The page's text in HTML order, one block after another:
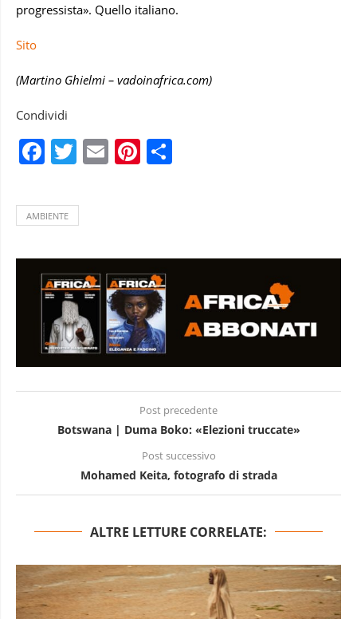
progressista». Quello italiano.
Sito
(Martino Ghielmi – vadoinafrica.com)
Condividi
Facebook
Twitter
EmailPinterest
AMBIENTE
Post precedente
Botswana | Duma Boko: «Elezioni truccate»
Post successivo
Mohamed Keita, fotografo di strada
ALTRE LETTURE CORRELATE: